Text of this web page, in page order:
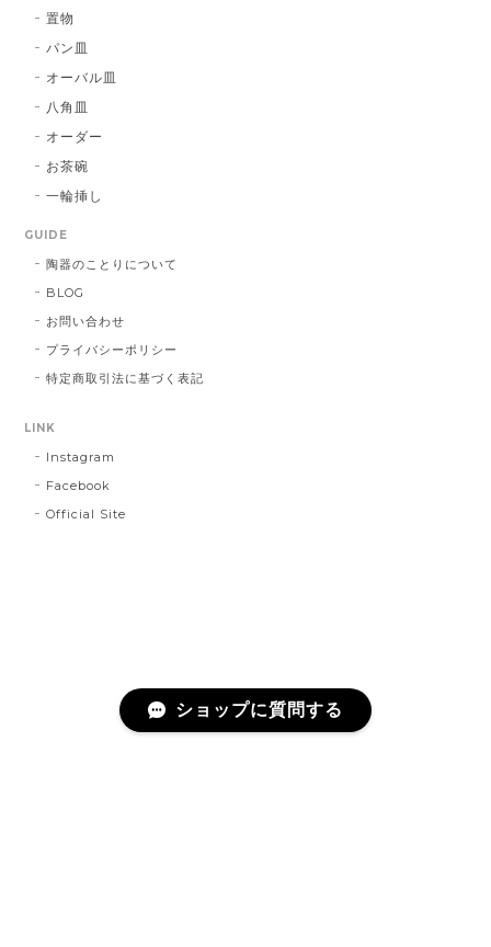
置物
パン皿
オーバル皿
八角皿
オーダー
お茶碗
一輪挿し
GUIDE
陶器のことりについて
BLOG
お問い合わせ
プライバシーポリシー
特定商取引法に基づく表記
LINK
Instagram
Facebook
Official Site
ショップに質問する